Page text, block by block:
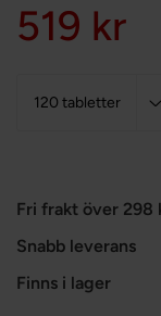
519 kr
Fri frakt över 298
Snabb leverans
Finns i lager